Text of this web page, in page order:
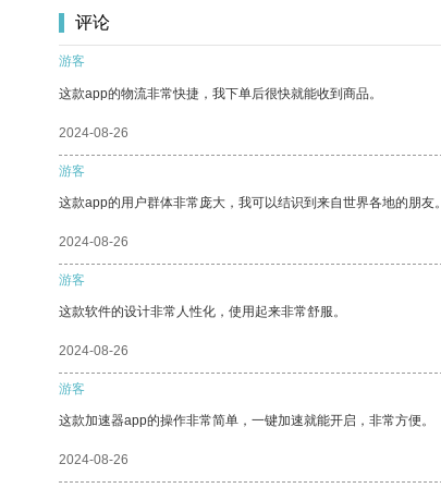
评论
游客
这款app的物流非常快捷，我下单后很快就能收到商品。
2024-08-26
游客
这款app的用户群体非常庞大，我可以结识到来自世界各地的朋友。
2024-08-26
游客
这款软件的设计非常人性化，使用起来非常舒服。
2024-08-26
游客
这款加速器app的操作非常简单，一键加速就能开启，非常方便。
2024-08-26